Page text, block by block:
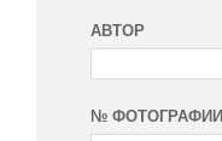
АВТОР
№ ФОТОГРАФИИ